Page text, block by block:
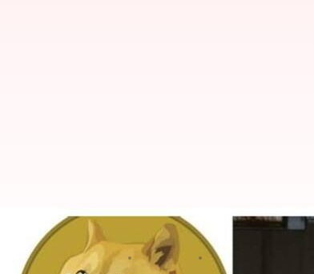
ட்விட்டரின்
எழுதியவர் Siranjeevi Apr 04, 2023 10:33 am